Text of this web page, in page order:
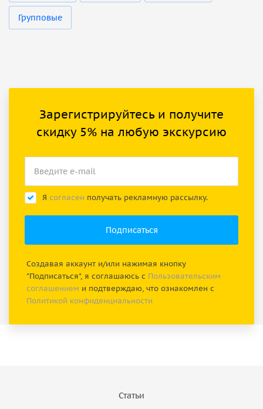
Групповые
Зарегистрируйтесь и получите
скидку 5% на любую экскурсию
Я согласен получать рекламную рассылку.
Создавая аккаунт и/или нажимая кнопку
"Подписаться", я соглашаюсь с Пользовательским
соглашением и подтверждаю, что ознакомлен с
Политикой конфиденциальности
Статьи